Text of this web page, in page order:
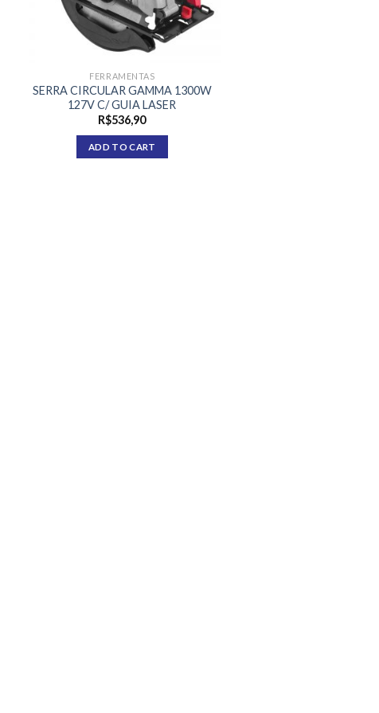
FERRAMENTAS
SERRA CIRCULAR GAMMA 1300W
127V C/ GUIA LASER
R$536,90
ADD TO CART